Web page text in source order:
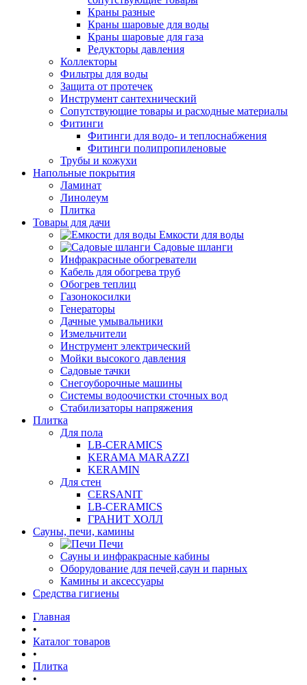
Краны разные
Краны шаровые для воды
Краны шаровые для газа
Редукторы давления
Коллекторы
Фильтры для воды
Защита от протечек
Инструмент сантехнический
Сопутствующие товары и расходные материалы
Фитинги
Фитинги для водо- и теплоснабжения
Фитинги полипропиленовые
Трубы и кожухи
Напольные покрытия
Ламинат
Линолеум
Плитка
Товары для дачи
Емкости для воды
Садовые шланги
Инфракрасные обогреватели
Кабель для обогрева труб
Обогрев теплиц
Газонокосилки
Генераторы
Дачные умывальники
Измельчители
Инструмент электрический
Мойки высокого давления
Садовые тачки
Снегоуборочные машины
Системы водоочистки сточных вод
Стабилизаторы напряжения
Плитка
Для пола
LB-CERAMICS
KERAMA MARAZZI
KERAMIN
Для стен
CERSANIT
LB-CERAMICS
ГРАНИТ ХОЛЛ
Сауны, печи, камины
Печи
Сауны и инфракрасные кабины
Оборудование для печей,саун и парных
Камины и аксессуары
Средства гигиены
Главная
•
Каталог товаров
•
Плитка
•